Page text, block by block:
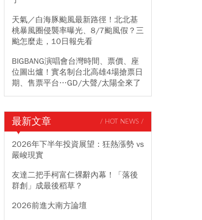
天氣／白海豚颱風最新路徑！北北基
桃暴風圈侵襲率曝光、8/7颱風假？三
颱怎麼走，10日報先看
BIGBANG演唱會台灣時間、票價、座
位圖出爐！實名制台北高雄4場搶票日
期、售票平台…GD/大聲/太陽全來了
最新文章 / HOT NEWS /
2026年下半年投資展望：狂熱漲勢 vs
嚴峻現實
友達二把手柯富仁裸辭內幕！「落後
群創」成最後稻草？
2026前進大南方論壇